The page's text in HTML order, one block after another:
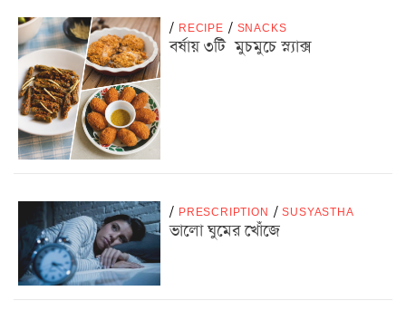
/ RECIPE / SNACKS
বর্ষায় ৩টি মুচমুচে স্ন্যাক্স
/ PRESCRIPTION / SUSYASTHA
ভালো ঘুমের খোঁজে